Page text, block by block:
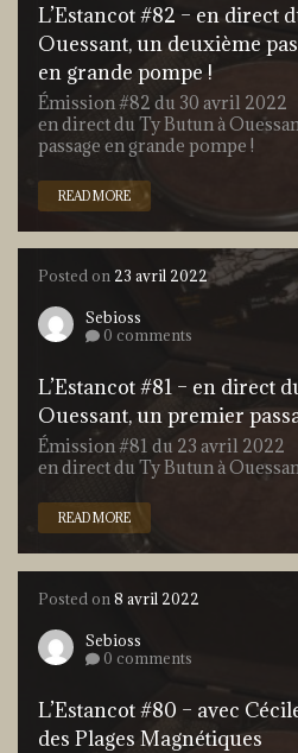
L’Estancot #82 – en direct
Ouessant, un deuxième
en grande pompe !
Émission #82 du 30 avril 2022
en direct du Ty Butun à
passage en grande pompe !
READ MORE
Posted on 23 avril 2022
Sebioss
0 comments
L’Estancot #81 – en direct
Ouessant, un premier
Émission #81 du 23 avril 2022
en direct du Ty Butun à
READ MORE
Posted on8 avril 2022
Sebioss
0 comments
L’Estancot #80 – avec
des Plages Magnétiques